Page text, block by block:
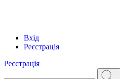
Вхід
Реєстрація
Реєстрація